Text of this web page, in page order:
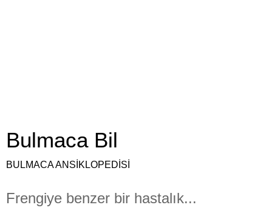
Bulmaca Bil
BULMACA ANSİKLOPEDİSİ
Frengiye benzer bir hastalık...